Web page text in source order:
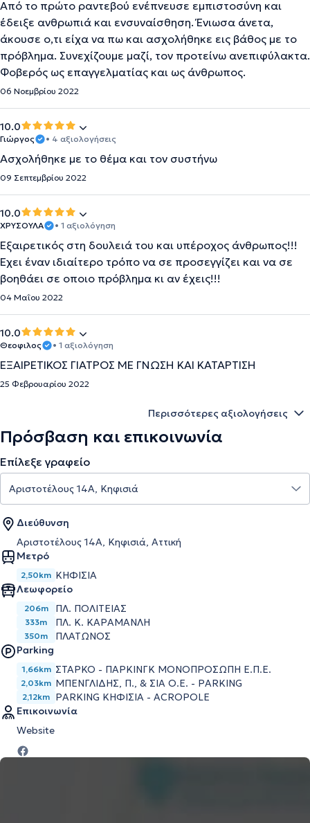
Από το πρώτο ραντεβού ενέπνευσε εμπιστοσύνη και
έδειξε ανθρωπιά και ενσυναίσθηση. Ένιωσα άνετα,
άκουσε ο,τι είχα να πω και ασχολήθηκε εις βάθος με το
πρόβλημα. Συνεχίζουμε μαζί, τον προτείνω ανεπιφύλακτα.
Φοβερός ως επαγγελματίας και ως άνθρωπος.
06 Νοεμβρίου 2022
10.0
Γιώργος • 4 αξιολογήσεις
Ασχολήθηκε με το θέμα και τον συστήνω
09 Σεπτεμβρίου 2022
10.0
ΧΡΥΣΟΥΛΑ • 1 αξιολόγηση
Εξαιρετικός στη δουλειά του και υπέροχος άνθρωπος!!!
Έχει έναν ιδιαίτερο τρόπο να σε προσεγγίζει και να σε
βοηθάει σε οποιο πρόβλημα κι αν έχεις!!!
04 Μαΐου 2022
10.0
Θεοφιλος • 1 αξιολόγηση
ΕΞΑΙΡΕΤΙΚΟΣ ΓΙΑΤΡΟΣ ΜΕ ΓΝΩΣΗ ΚΑΙ ΚΑΤΑΡΤΙΣΗ
25 Φεβρουαρίου 2022
Περισσότερες αξιολογήσεις
Πρόσβαση και επικοινωνία
Επίλεξε γραφείο
Διεύθυνση
Αριστοτέλους 14Α, Κηφισιά, Αττική
Μετρό
2,50km ΚΗΦΙΣΙΑ
Λεωφορείο
206m ΠΛ. ΠΟΛΙΤΕΙΑΣ
333m ΠΛ. Κ. ΚΑΡΑΜΑΝΛΗ
350m
ΠΛΑΤΩΝΟΣ
Parking
1,66km ΣΤΑΡΚΟ - ΠΑΡΚΙΝΓΚ ΜΟΝΟΠΡΟΣΩΠΗ Ε.Π.Ε.
2,03km ΜΠΕΝΓΛΙΔΗΣ, Π., & ΣΙΑ Ο.Ε. - PARKING
2,12km PARKING ΚΗΦΙΣΙΑ - ACROPOLE
Επικοινωνία
Website